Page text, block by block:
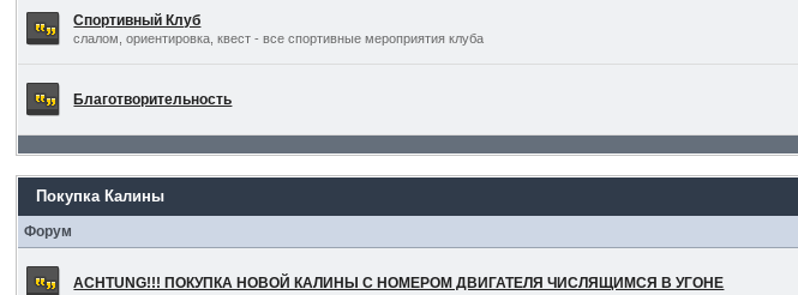
Спортивный Клуб
слалом, ориентировка, квест - все спортивные мероприятия клуба
Благотворительность
Покупка Калины
Форум
ACHTUNG!!! ПОКУПКА НОВОЙ КАЛИНЫ С НОМЕРОМ ДВИГАТЕЛЯ ЧИСЛЯЩИМСЯ В УГОНЕ